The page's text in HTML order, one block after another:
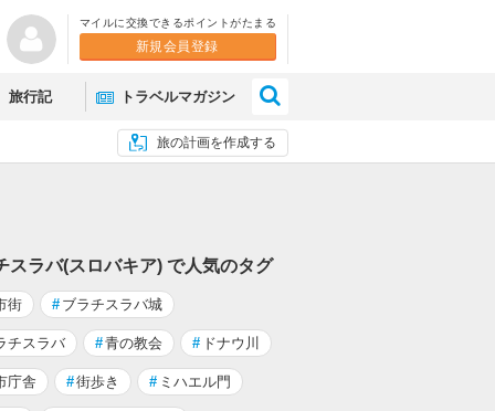
マイルに交換できるポイントがたまる
新規会員登録
旅行記 トラベルマガジン
旅の計画を作成する
スラバ(スロバキア) で人気のタグ
街 # ブラチスラバ城
チスラバ #青の教会 # ドナウ川
庁舎 #街歩き # ミハエル門